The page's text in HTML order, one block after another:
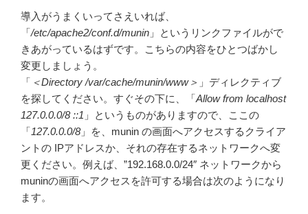
導入がうまくいってさえいれば、
「/etc/apache2/conf.d/munin 」というリンクファイルがで
きあがっているはずです。こちらの内容をひとつばかし
変更しましょう。
「 ＜Directory /var/cache/munin/www＞ 」ディレクティブ
を探してください。すぐその下に、「Allow from localhost
127.0.0.0/8 ::1 」というものがありますので、ここの
「127.0.0.0/8」を、munin の画面へアクセスするクライア
ントの IPアドレスか、それの存在するネットワークへ変
更ください。例えば、”192.168.0.0/24″ ネットワークから
muninの画面へアクセスを許可する場合は次のようになり
ます。